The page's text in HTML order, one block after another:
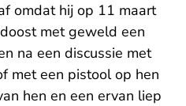
omdat hij op 11 maart
met geweld een
na een discussie met
met een pistool op hen
hen en een ervan liep